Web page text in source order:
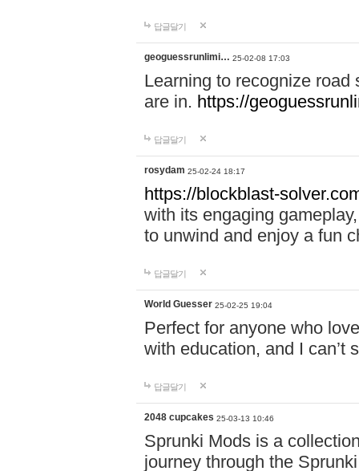
답글달기
geoguessrunlimi… 25-02-08 17:03
Learning to recognize
are in. https://
답글달기
rosydam 25-02-24 18:17
https://blockblast-
with its engaging
to unwind and enjoy a fun
답글달기
World Guesser 25-02-25 19:04
Perfect for anyone who
with education, and I can’t
답글달기
2048 cupcakes 25-03-13 10:46
Sprunki Mods is a
journey through the